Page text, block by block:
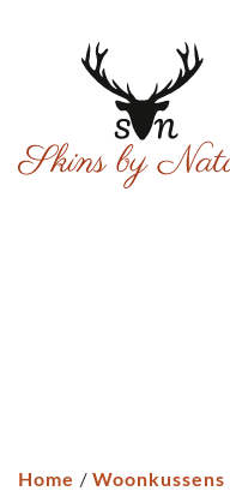
Home / Woonkussens